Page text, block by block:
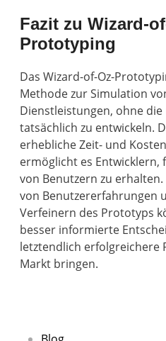
Fazit zu Wizard-
Prototyping
Das Wizard-of-Oz-
Methode zur Simulation
Dienstleistungen, ohne
tatsächlich zu entwickeln.
erhebliche Zeit- und
ermöglicht es Entwicklern,
von Benutzern zu
von Benutzererfahrungen
Verfeinern des Prototyps
besser informierte
letztendlich erfolgreichere
Markt bringen.